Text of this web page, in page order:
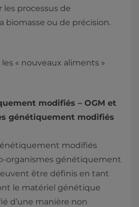
processus de
biomasse ou de précision.
« nouveaux aliments »
modifiés – OGM et
génétiquement modifiés
modifiés
organismes génétiquement
être définis en tant
le matériel génétique
d’une manière non